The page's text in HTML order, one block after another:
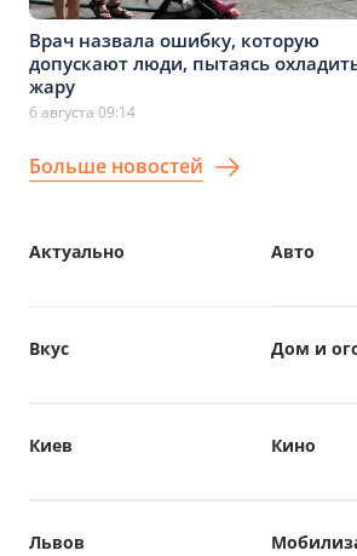
Врач назвала ошибку, которую
допускают люди, пытаясь
жару
6 августа 09:14
Больше новостей
Авто
Актуально
Вкус Дом и
Киев Кино
Львов